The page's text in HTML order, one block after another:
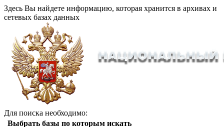
Здесь Вы найдете информацию, которая хранится в архивах и
сетевых базах данных
Для поиска необходимо:
Выбрать базы по которым искать